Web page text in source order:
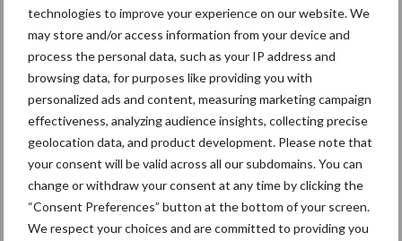
technologies to improve your experience on our website. We
may store and/or access information from your device and
process the personal data, such as your IP address and
browsing data, for purposes like providing you with
personalized ads and content, measuring marketing campaign
effectiveness, analyzing audience insights, collecting precise
geolocation data, and product development. Please note that
your consent will be valid across all our subdomains. You can
change or withdraw your consent at any time by clicking the
“Consent Preferences” button at the bottom of your screen.
We respect your choices and are committed to providing you
Aanbevolen voor jou!
Tien praktische tips voor
een langere levensduur